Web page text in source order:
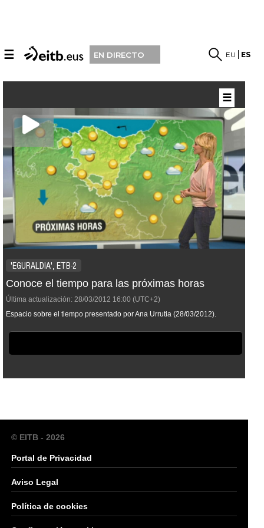
☰ EN DIRECTO EU ES
'EGURALDIA', ETB-2
Conoce el tiempo para las próximas horas
Última actualización: 28/03/2012 16:00 (UTC+2)
Espacio sobre el tiempo presentado por Ana Urrutia (28/03/2012).
☰
© EITB - 2026
Portal de Privacidad
Aviso Legal
Política de cookies